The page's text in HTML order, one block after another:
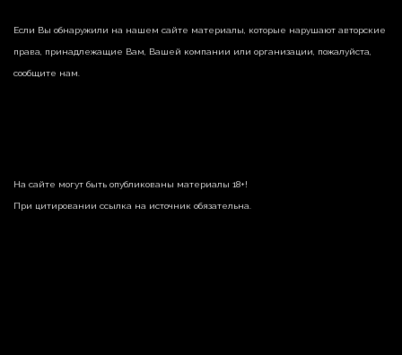
Если Вы обнаружили на нашем сайте материалы, которые нарушают авторские
права, принадлежащие Вам, Вашей компании или организации, пожалуйста,
сообщите нам.
На сайте могут быть опубликованы материалы 18+!
При цитировании ссылка на источник обязательна.